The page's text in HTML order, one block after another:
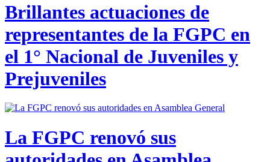
Brillantes actuaciones de
representantes de la FGPC en
el 1° Nacional de Juveniles y
Prejuveniles
La FGPC renovó sus